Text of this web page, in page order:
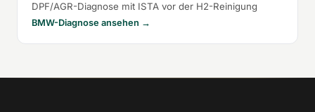
DPF/AGR-Diagnose mit ISTA vor der H2-Reinigung
BMW-Diagnose ansehen →